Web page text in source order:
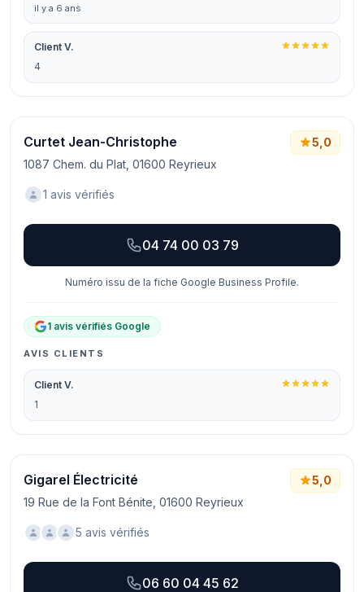
il y a 6 ans
Client V.
4
Curtet Jean-Christophe
1087 Chem. du Plat, 01600 Reyrieux
5,0
1 avis vérifiés
04 74 00 03 79
Numéro issu de la fiche Google Business Profile.
1 avis vérifiés Google
AVIS CLIENTS
Client V.
1
Gigarel Électricité
19 Rue de la Font Bénite, 01600 Reyrieux
5,0
5 avis vérifiés
06 60 04 45 62